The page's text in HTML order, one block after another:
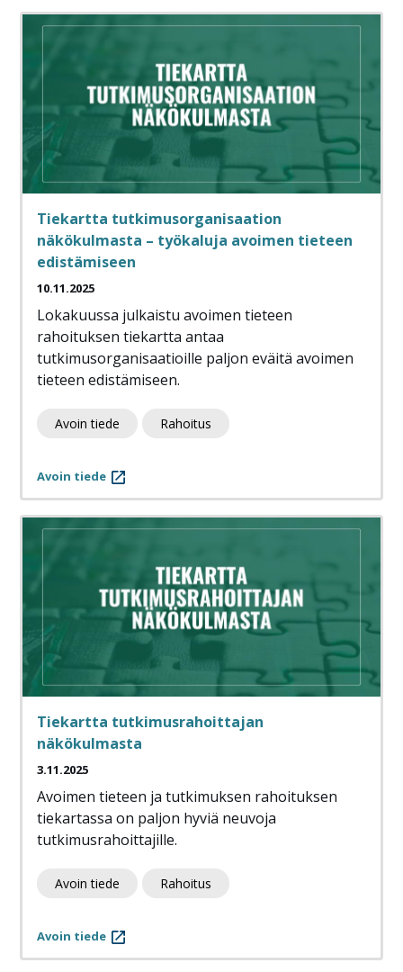
Tiekartta tutkimusorganisaation
näkökulmasta – työkaluja avoimen tieteen
edistämiseen
10.11.2025
Lokakuussa julkaistu avoimen tieteen
rahoituksen tiekartta antaa
tutkimusorganisaatioille paljon eväitä avoimen
tieteen edistämiseen.
Avoin tiede Rahoitus
Avoin tiede
Tiekartta tutkimusrahoittajan
näkökulmasta
3.11.2025
Avoimen tieteen ja tutkimuksen rahoituksen
tiekartassa on paljon hyviä neuvoja
tutkimusrahoittajille.
Avoin tiede Rahoitus
Avoin tiede